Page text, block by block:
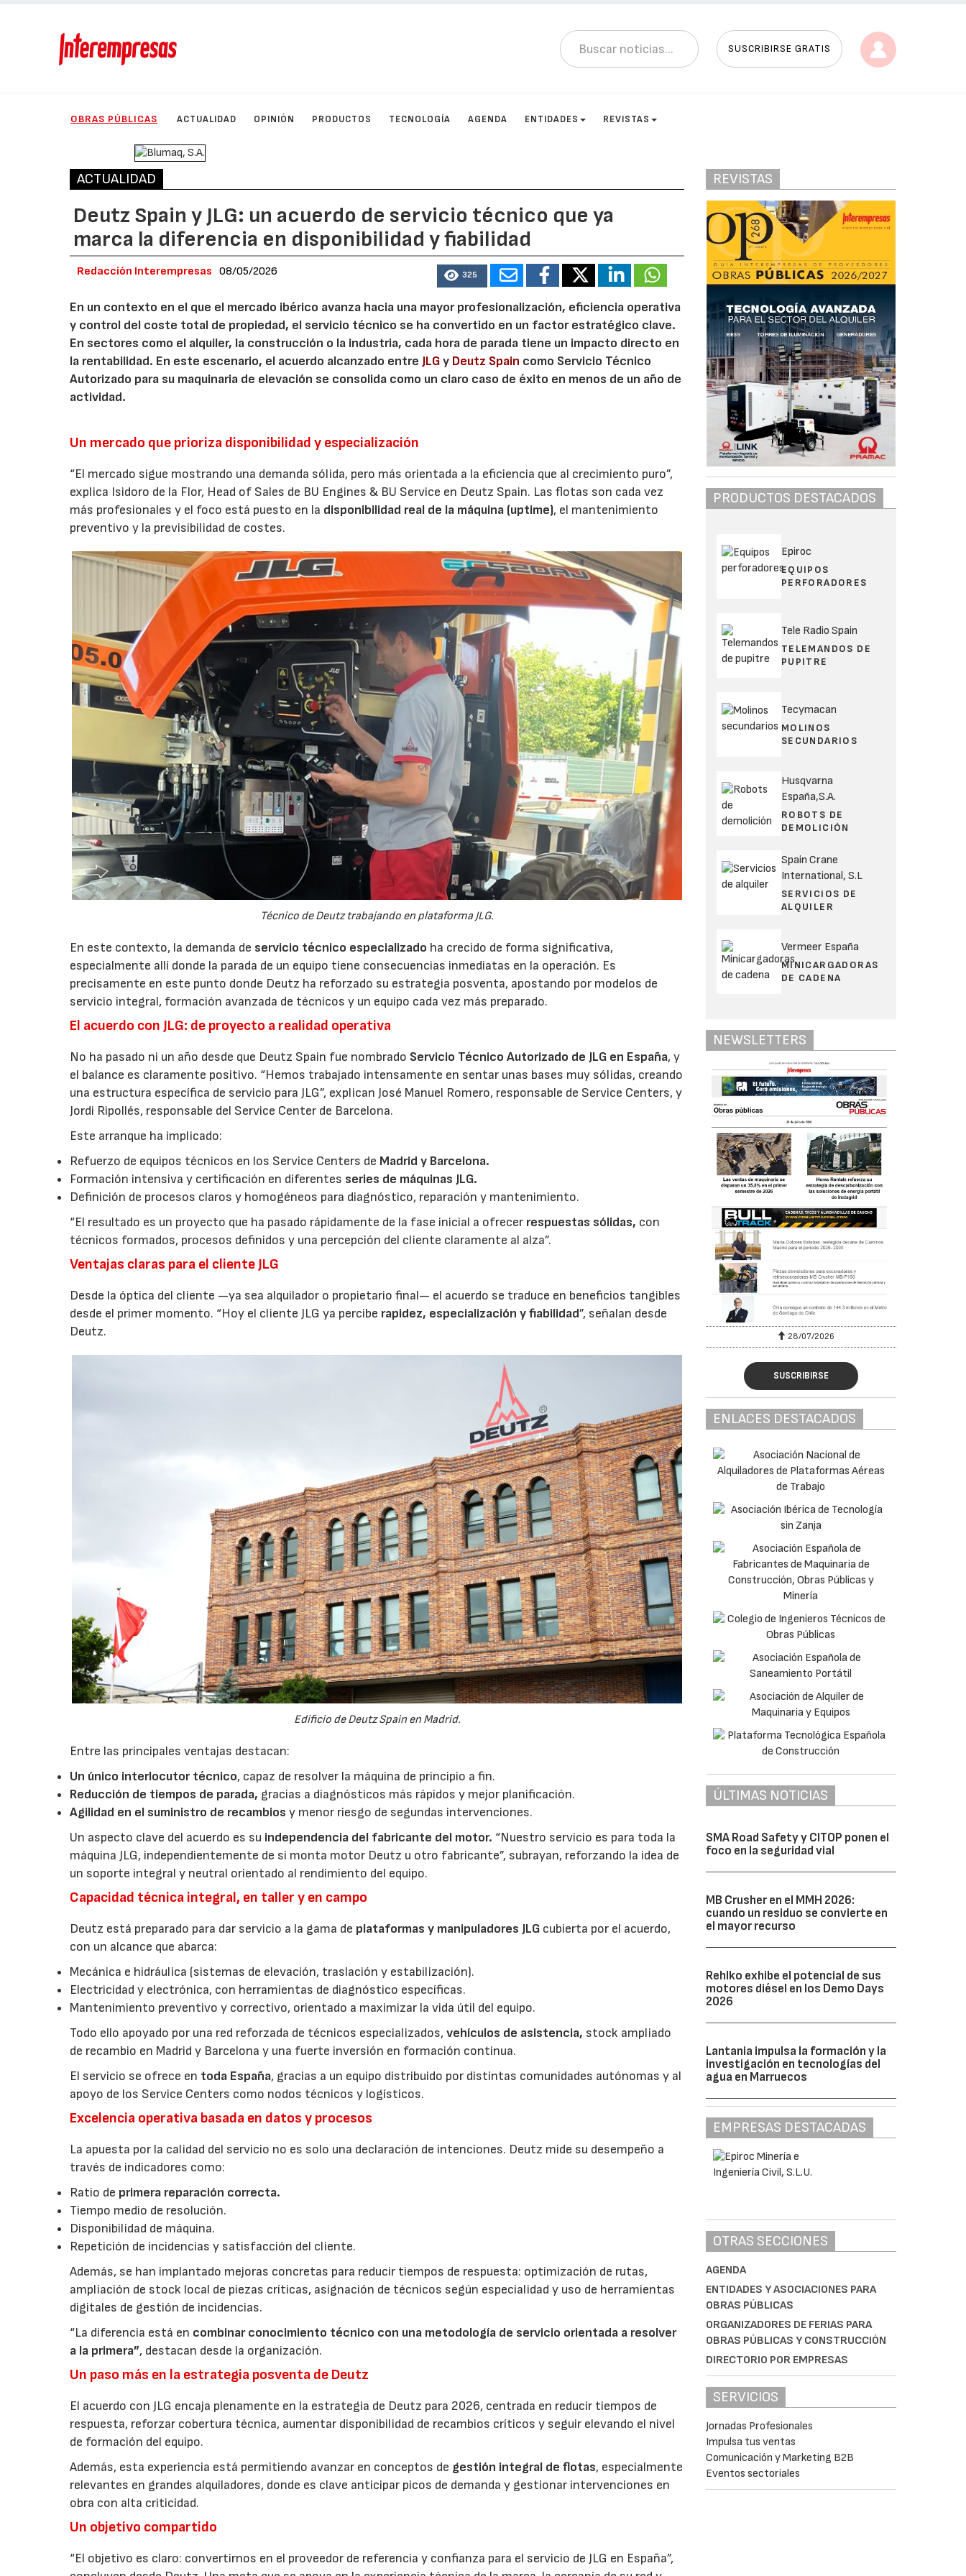
SUSCRIBIRSE GRATIS
OBRAS PÚBLICAS ACTUALIDAD OPINIÓN PRODUCTOS TECNOLOGÍA AGENDA ENTIDADES REVISTAS
ACTUALIDAD
Deutz Spain y JLG: un acuerdo de servicio técnico que ya
marca la diferencia en disponibilidad y fiabilidad
Redacción Interempresas 08/05/2026 325
En un contexto en el que el mercado ibérico avanza hacia una mayor profesionalización, eficiencia operativa
y control del coste total de propiedad, el servicio técnico se ha convertido en un factor estratégico clave.
En sectores como el alquiler, la construcción o la industria, cada hora de parada tiene un impacto directo en
la rentabilidad. En este escenario, el acuerdo alcanzado entreJLGy Deutz Spain como Servicio Técnico
Autorizado para su maquinaria de elevación se consolida como un claro caso de éxito en menos de un año de
actividad.
Un mercado que prioriza disponibilidad y especialización
“El mercado sigue mostrando una demanda sólida, pero más orientada a la eficiencia que al crecimiento puro”,
explica Isidoro de la Flor, Head of Sales de BU Engines & BU Service en Deutz Spain. Las flotas son cada vez
más profesionales y el foco está puesto en la disponibilidad real de la máquina (uptime), el mantenimiento
preventivo y la previsibilidad de costes.
Técnico de Deutz trabajando en plataforma JLG.
En este contexto, la demanda de servicio técnico especializado ha crecido de forma significativa,
especialmente allí donde la parada de un equipo tiene consecuencias inmediatas en la operación. Es
precisamente en este punto donde Deutz ha reforzado su estrategia posventa, apostando por modelos de
servicio integral, formación avanzada de técnicos y un equipo cada vez más preparado.
El acuerdo con JLG: de proyecto a realidad operativa
No ha pasado ni un año desde que Deutz Spain fue nombrado Servicio Técnico Autorizado de JLG en España, y
el balance es claramente positivo. “Hemos trabajado intensamente en sentar unas bases muy sólidas, creando
una estructura específica de servicio para JLG”, explican José Manuel Romero, responsable de Service Centers, y
Jordi Ripollés, responsable del Service Center de Barcelona.
Este arranque ha implicado:
Refuerzo de equipos técnicos en los Service Centers de Madrid y Barcelona.
Formación intensiva y certificación en diferentes series de máquinas JLG.
Definición de procesos claros y homogéneos para diagnóstico, reparación y mantenimiento.
“El resultado es un proyecto que ha pasado rápidamente de la fase inicial a ofrecer respuestas sólidas, con
técnicos formados, procesos definidos y una percepción del cliente claramente al alza”.
Ventajas claras para el cliente JLG
Desde la óptica del cliente —ya sea alquilador o propietario final— el acuerdo se traduce en beneficios tangibles
desde el primer momento. “Hoy el cliente JLG ya percibe rapidez, especialización y fiabilidad”, señalan desde
Deutz.
Edificio de Deutz Spain en Madrid.
Entre las principales ventajas destacan:
Un único interlocutor técnico, capaz de resolver la máquina de principio a fin.
Reducción de tiempos de parada, gracias a diagnósticos más rápidos y mejor planificación.
Agilidad en el suministro de recambiosy menor riesgo de segundas intervenciones.
Un aspecto clave del acuerdo es su independencia del fabricante del motor. “Nuestro servicio es para toda la
máquina JLG, independientemente de si monta motor Deutz u otro fabricante”, subrayan, reforzando la idea de
un soporte integral y neutral orientado al rendimiento del equipo.
Capacidad técnica integral, en taller y en campo
Deutz está preparado para dar servicio a la gama de plataformas y manipuladores JLG cubierta por el acuerdo,
con un alcance que abarca:
Mecánica e hidráulica (sistemas de elevación, traslación y estabilización).
Electricidad y electrónica, con herramientas de diagnóstico específicas.
Mantenimiento preventivo y correctivo, orientado a maximizar la vida útil del equipo.
Todo ello apoyado por una red reforzada de técnicos especializados,vehículos de asistencia, stock ampliado
de recambio en Madrid y Barcelona y una fuerte inversión en formación continua.
El servicio se ofrece en toda España, gracias a un equipo distribuido por distintas comunidades autónomas y al
apoyo de los Service Centers como nodos técnicos y logísticos.
Excelencia operativa basada en datos y procesos
La apuesta por la calidad del servicio no es solo una declaración de intenciones. Deutz mide su desempeño a
través de indicadores como:
Ratio de primera reparación correcta.
Tiempo medio de resolución.
Disponibilidad de máquina.
Repetición de incidencias y satisfacción del cliente.
Además, se han implantado mejoras concretas para reducir tiempos de respuesta: optimización de rutas,
ampliación de stock local de piezas críticas, asignación de técnicos según especialidad y uso de herramientas
digitales de gestión de incidencias.
“La diferencia está en combinar conocimiento técnico con una metodología de servicio orientada a resolver
a la primera”, destacan desde la organización.
Un paso más en la estrategia posventa de Deutz
El acuerdo con JLG encaja plenamente en la estrategia de Deutz para 2026, centrada en reducir tiempos de
respuesta, reforzar cobertura técnica, aumentar disponibilidad de recambios críticos y seguir elevando el nivel
de formación del equipo.
Además, esta experiencia está permitiendo avanzar en conceptos de gestión integral de flotas, especialmente
relevantes en grandes alquiladores, donde es clave anticipar picos de demanda y gestionar intervenciones en
obra con alta criticidad.
Un objetivo compartido
“El objetivo es claro: convertirnos en el proveedor de referencia y confianza para el servicio de JLG en España”,
REVISTAS
PRODUCTOS DESTACADOS
Epiroc
EQUIPOS
PERFORADORES
Tele Radio Spain
TELEMANDOS DE
PUPITRE
Tecymacan
MOLINOS
SECUNDARIOS
Husqvarna
España,S.A.
ROBOTS DE
DEMOLICIÓN
Spain Crane
International, S.L
SERVICIOS DE
ALQUILER
Vermeer España
MINICARGADORAS
DE CADENA
NEWSLETTERS
28/07/2026
SUSCRIBIRSE
ENLACES DESTACADOS
ÚLTIMAS NOTICIAS
SMA Road Safety y CITOP ponen el
foco en la seguridad vial
MB Crusher en el MMH 2026:
cuando un residuo se convierte en
el mayor recurso
Rehlko exhibe el potencial de sus
motores diésel en los Demo Days
2026
Lantania impulsa la formación y la
investigación en tecnologías del
agua en Marruecos
EMPRESAS DESTACADAS
OTRAS SECCIONES
AGENDA
ENTIDADES Y ASOCIACIONES PARA
OBRAS PÚBLICAS
ORGANIZADORES DE FERIAS PARA
OBRAS PÚBLICAS Y CONSTRUCCIÓN
DIRECTORIO POR EMPRESAS
SERVICIOS
Jornadas Profesionales
Impulsa tus ventas
Comunicación y Marketing B2B
Eventos sectoriales